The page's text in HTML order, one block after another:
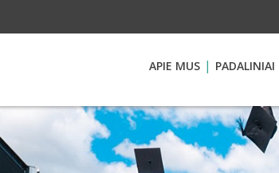
APIE MUS PADALINIAI